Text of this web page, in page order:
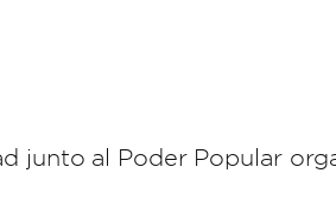
junto al Poder Popular